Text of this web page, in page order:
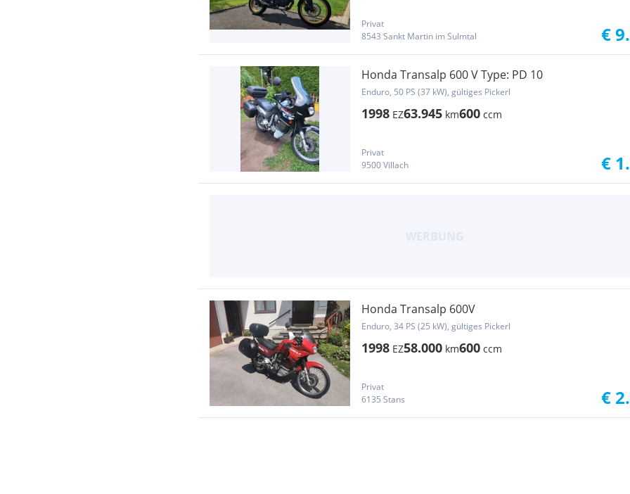
Privat
8543 Sankt Martin im Sulmtal
€
Honda Transalp 600 V Type: PD 10
Enduro, 50 PS (37 kW), gültiges Pickerl
1998 EZ63.945 km600 ccm
Privat
9500 Villach
€
Honda Transalp 600V
Enduro, 34 PS (25 kW), gültiges Pickerl
1998 EZ58.000 km600 ccm
Privat
6135 Stans
€